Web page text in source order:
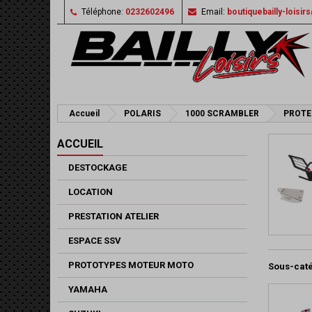
Téléphone: 0232602496 Email: boutiquebailly-
Accueil POLARIS 1000 SCRAMBLER
ACCUEIL
DESTOCKAGE
LOCATION
PRESTATION ATELIER
ESPACE SSV
PROTOTYPES MOTEUR MOTO
YAMAHA
Sous-